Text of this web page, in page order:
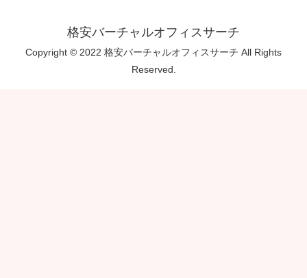
格安バーチャルオフィスサーチ
Copyright © 2022 格安バーチャルオフィスサーチ All Rights
Reserved.